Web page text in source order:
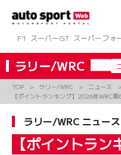
ツ
へ
ス
キ
プ
F1 スーパーGT スーパーフォ
ラリー/WRC
TOP ラリー/WRC
ニュース
【ポイントランキング】2026年WRC
ラリー/WRC ニュース
【ポイントラ